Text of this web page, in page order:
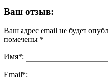
Ваш отзыв:
Ваш адрес email не будет
помечены *
Имя*:
Email*: